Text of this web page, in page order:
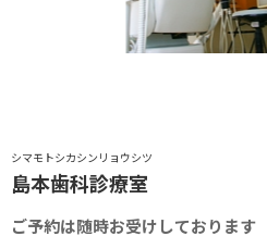
シマモトシカシンリョウシツ
島本歯科診療室
ご予約は随時お受けしております